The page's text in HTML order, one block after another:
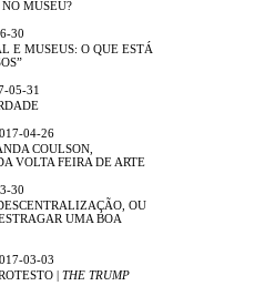
NO MUSEU?
30
E MUSEUS: O QUE ESTÁ
05-31
04-26
COULSON,
VOLTA FEIRA DE ARTE
30
OU
UMA BOA
03-03
| THE TRUMP